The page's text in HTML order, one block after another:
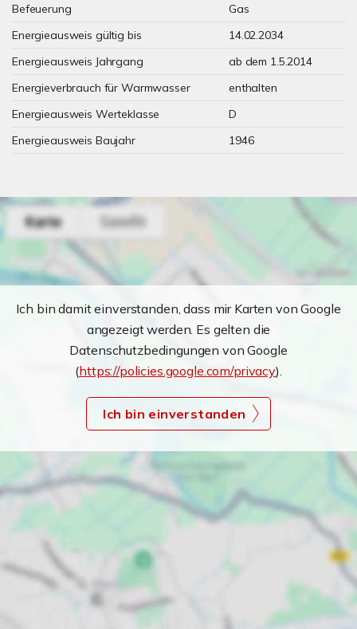
Befeuerung
Gas
Energieausweis gültig bis
14.02.2034
Energieausweis Jahrgang
ab dem 1.5.2014
Energieverbrauch für Warmwasser
enthalten
Energieausweis Werteklasse
D
Energieausweis Baujahr
1946
Ich bin damit einverstanden, dass mir Karten von Google
angezeigt werden. Es gelten die
Datenschutzbedingungen von Google
(https://policies.google.com/privacy).
Ich bin einverstanden